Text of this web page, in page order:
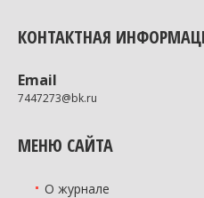
КОНТАКТНАЯ
Email
7447273@bk.ru
МЕНЮ САЙТА
О журнале